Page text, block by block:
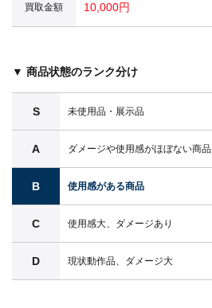
買取金額 10,000円
▼ 商品状態のランク分け
S 未使用品・展示品
A ダメージや使用感がほぼない商品
B 使用感がある商品
C 使用感大、ダメージあり
D 現状動作品、ダメージ大